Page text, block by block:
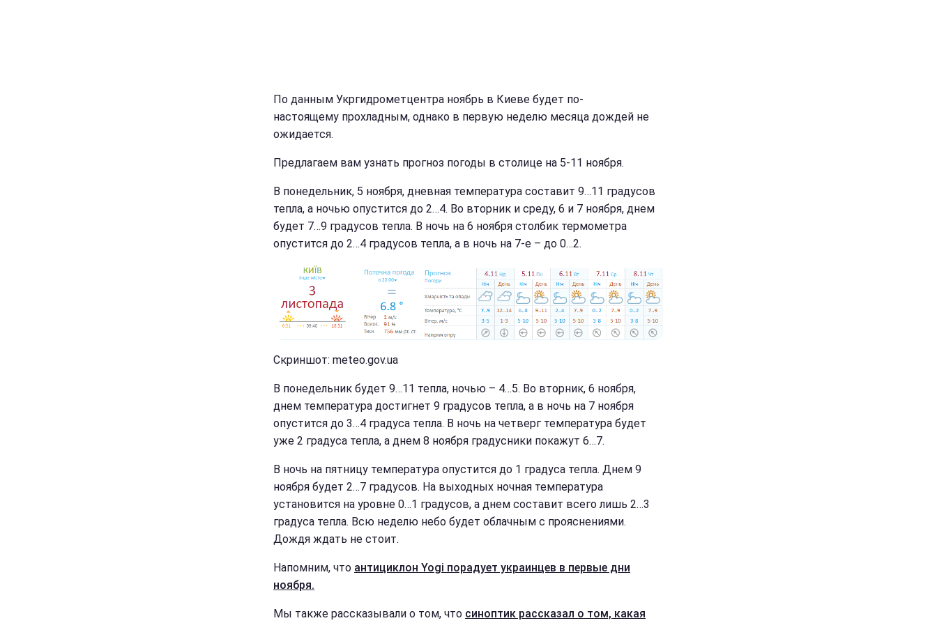
По данным Укргидрометцентра ноябрь в Киеве будет по-
настоящему прохладным, однако в первую неделю месяца дождей не
ожидается.
Предлагаем вам узнать прогноз погоды в столице на 5-11 ноября.
В понедельник, 5 ноября, дневная температура составит 9…11 градусов
тепла, а ночью опустится до 2…4. Во вторник и среду, 6 и 7 ноября, днем
будет 7…9 градусов тепла. В ночь на 6 ноября столбик термометра
опустится до 2…4 градусов тепла, а в ночь на 7-е – до 0…2.
Скриншот: meteo.gov.ua
В понедельник будет 9…11 тепла, ночью – 4…5. Во вторник, 6 ноября,
днем температура достигнет 9 градусов тепла, а в ночь на 7 ноября
опустится до 3…4 градуса тепла. В ночь на четверг температура будет
уже 2 градуса тепла, а днем 8 ноября градусники покажут 6…7.
В ночь на пятницу температура опустится до 1 градуса тепла. Днем 9
ноября будет 2…7 градусов. На выходных ночная температура
установится на уровне 0…1 градусов, а днем составит всего лишь 2…3
градуса тепла. Всю неделю небо будет облачным с прояснениями.
Дождя ждать не стоит.
Напомним, что антициклон Yogi порадует украинцев в первые дни
ноября.
Мы также рассказывали о том, что синоптик рассказал о том, какая